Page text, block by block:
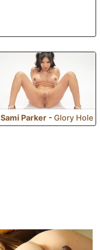
Sami Parker - Glory Hole